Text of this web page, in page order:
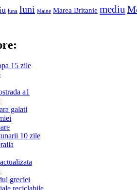
luna luni Maine Marea Britanie mediu
15 zile
a1
galati
10 zile
greciei